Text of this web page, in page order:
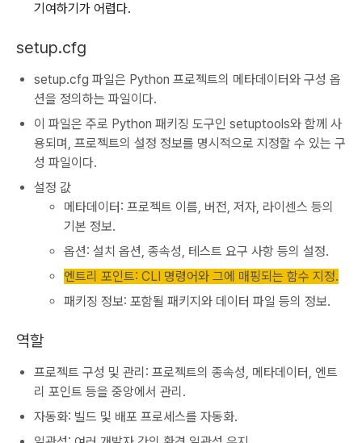
기여하기가 어렵다.
setup.cfg
setup.cfg 파일은 Python 프로젝트의 메타데이터와 구성 옵
션을 정의하는 파일이다.
이 파일은 주로 Python 패키징 도구인 setuptools와 함께 사
용되며, 프로젝트의 설정 정보를 명시적으로 지정할 수 있는 구
성 파일이다.
설정 값
메타데이터: 프로젝트 이름, 버전, 저자, 라이센스 등의
기본 정보.
옵션: 설치 옵션, 종속성, 테스트 요구 사항 등의 설정.
엔트리 포인트: CLI 명령어와 그에 매핑되는 함수 지정.
패키징 정보: 포함될 패키지와 데이터 파일 등의 정보.
역할
프로젝트 구성 및 관리: 프로젝트의 종속성, 메타데이터, 엔트
리 포인트 등을 중앙에서 관리.
자동화: 빌드 및 배포 프로세스를 자동화.